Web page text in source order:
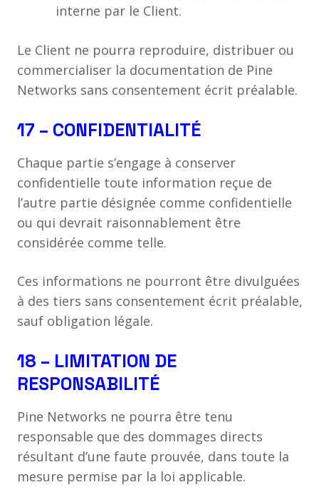
interne par le Client.
Le Client ne pourra reproduire, distribuer ou
commercialiser la documentation de Pine
Networks sans consentement écrit préalable.
17 – CONFIDENTIALITÉ
Chaque partie s’engage à conserver
confidentielle toute information reçue de
l’autre partie désignée comme confidentielle
ou qui devrait raisonnablement être
considérée comme telle.
Ces informations ne pourront être divulguées
à des tiers sans consentement écrit préalable,
sauf obligation légale.
18 – LIMITATION DE
RESPONSABILITÉ
Pine Networks ne pourra être tenu
responsable que des dommages directs
résultant d’une faute prouvée, dans toute la
mesure permise par la loi applicable.